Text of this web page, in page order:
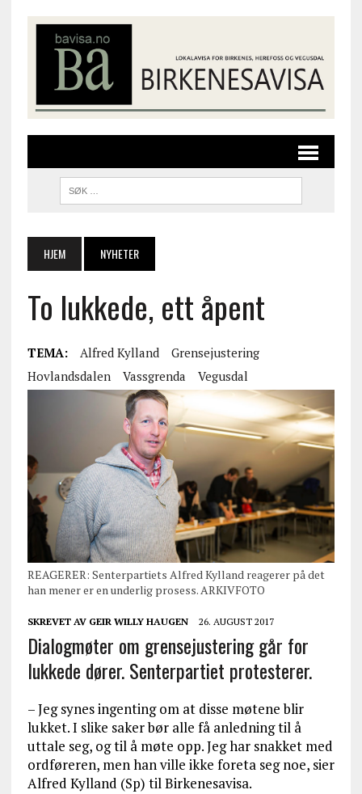
HJEM NYHETER
To lukkede, ett åpent
TEMA: Alfred Kylland
Grensejustering
Hovlandsdalen
Vassgrenda Vegusdal
REAGERER: Senterpartiets Alfred Kylland reagerer på det
han mener er en underlig prosess. ARKIVFOTO
SKREVET AV GEIR WILLY HAUGEN 26. AUGUST 2017
Dialogmøter om grensejustering går for
lukkede dører. Senterpartiet protesterer.
– Jeg synes ingenting om at disse møtene blir
lukket. I slike saker bør alle få anledning til å
uttale seg, og til å møte opp. Jeg har snakket med
ordføreren, men han ville ikke foreta seg noe, sier
Alfred Kylland (Sp) til Birkenesavisa.